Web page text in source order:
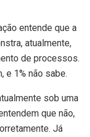
entende que a
atualmente,
de processos.
e 1% não sabe.
sob uma
que não,
Já